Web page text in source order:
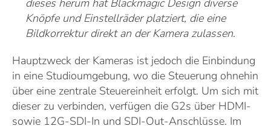
dieses herum hat Blackmagic Design diverse
Knöpfe und Einstellräder platziert, die eine
Bildkorrektur direkt an der Kamera zulassen.
Hauptzweck der Kameras ist jedoch die Einbindung
in eine Studioumgebung, wo die Steuerung ohnehin
über eine zentrale Steuereinheit erfolgt. Um sich mit
dieser zu verbinden, verfügen die G2s über HDMI-
sowie 12G-SDI-In und SDI-Out-Anschlüsse. Im